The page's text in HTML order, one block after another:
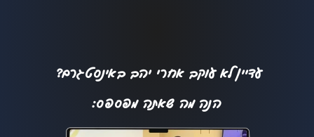
עדיין לא עוקב אחרי יהב באינסטגרם?
הנה מה שאתה מפספס: